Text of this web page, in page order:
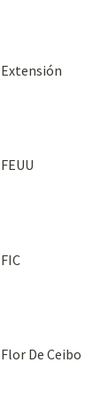
Extensión
FEUU
FIC
Flor De Ceibo